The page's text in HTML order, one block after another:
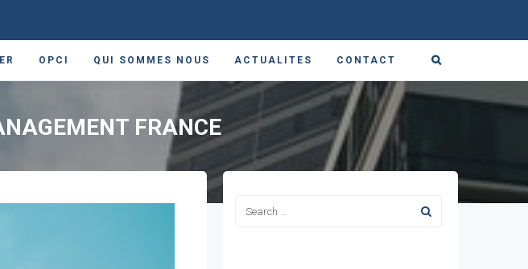
OPCI QUI SOMMES NOUS ACTUALITES CONTACT
FRANCE